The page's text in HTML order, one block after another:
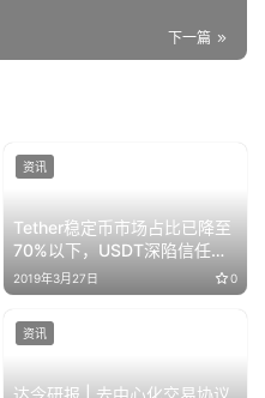
下一篇
Tether稳定币市场占比已降至
70%以下，USDT深陷信任沼
泽
2019年3月27日 0
资讯
达令研报 | 去中心化交易协议
资讯